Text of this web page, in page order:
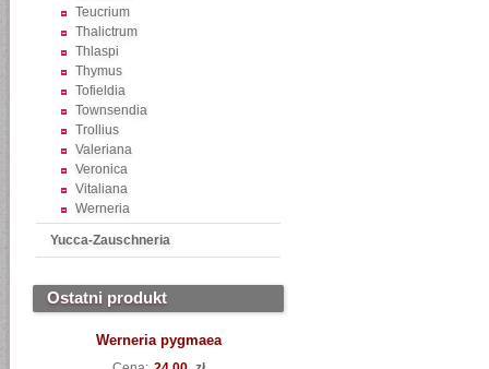
Teucrium
Thalictrum
Thlaspi
Thymus
Tofieldia
Townsendia
Trollius
Valeriana
Veronica
Vitaliana
Werneria
Yucca-Zauschneria
Ostatni produkt
Werneria pygmaea